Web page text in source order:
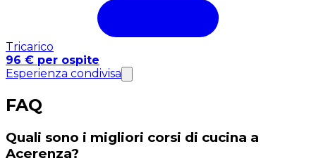
Tricarico
96 € per ospite
Esperienza condivisa
FAQ
Quali sono i migliori corsi di cucina a
Acerenza?